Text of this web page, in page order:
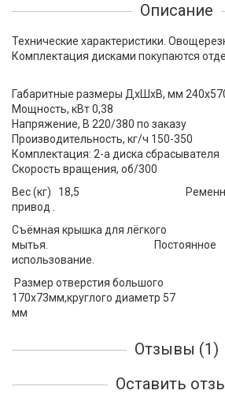
Описание
Технические характеристики.
Комплектация дисками покупаются
Габаритные размеры ДхШхВ, мм
Мощность, кВт 0,38
Напряжение, В 220/380 по заказу
Производительность, кг/ч 150-350
Комплектация: 2-а диска сбрасывателя
Скорость вращения, об/300
Вес (кг) 18,5
привод .
Съёмная крышка для лёгкого
мытья. Постоянное
использование.
Размер отверстия большого
170х73мм,круглого диаметр 57
мм
Отзывы (1)
Оставить